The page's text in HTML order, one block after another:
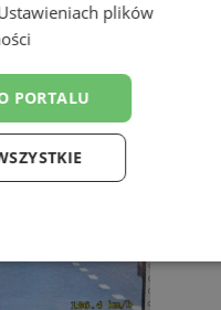
plików
PORTALU
Targetowanie